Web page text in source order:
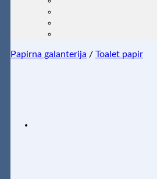
Papirna galanterija / Toalet papir